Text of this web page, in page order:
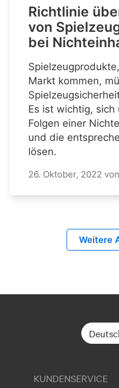
Richtlinie
von
bei
Markt kommen,
Es ist wichtig,
Folgen einer
und die
lösen.
26. Oktober, 2022 von
Weitere
KUNDENSERVICE